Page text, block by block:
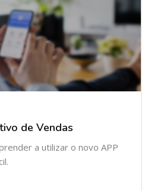
de Vendas
a utilizar o novo APP